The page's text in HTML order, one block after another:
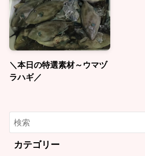
＼本日の特選素材～ウマヅ
ラハギ／
カテゴリー